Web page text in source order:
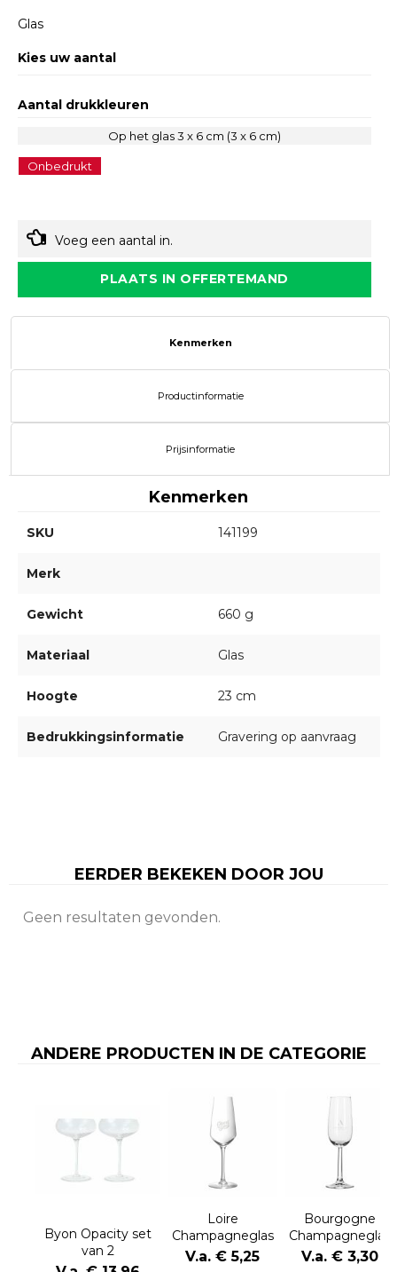
Glas
Kies uw aantal
Aantal drukkleuren
Op het glas 3 x 6 cm (3 x 6 cm)
Onbedrukt
Voeg een aantal in.
PLAATS IN OFFERTEMAND
Kenmerken
Productinformatie
Prijsinformatie
Kenmerken
SKU 141199
Merk
Gewicht 660 g
Materiaal Glas
Hoogte 23 cm
Bedrukkingsinformatie Gravering op aanvraag
EERDER BEKEKEN DOOR JOU
Geen resultaten gevonden.
ANDERE PRODUCTEN IN DE CATEGORIE
Byon Opacity set
van 2
champagneglazen
Loire
Champagneglas
230 ml
V.a. € 5,25
Bourgogne
Champagneglas
170 ml
V.a. € 3,30